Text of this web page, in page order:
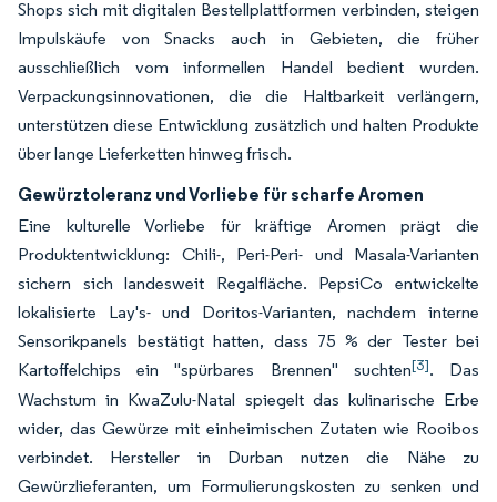
Shops sich mit digitalen Bestellplattformen verbinden, steigen
Impulskäufe von Snacks auch in Gebieten, die früher
ausschließlich vom informellen Handel bedient wurden.
Verpackungsinnovationen, die die Haltbarkeit verlängern,
unterstützen diese Entwicklung zusätzlich und halten Produkte
über lange Lieferketten hinweg frisch.
Gewürztoleranz und Vorliebe für scharfe Aromen
Eine kulturelle Vorliebe für kräftige Aromen prägt die
Produktentwicklung: Chili-, Peri-Peri- und Masala-Varianten
sichern sich landesweit Regalfläche. PepsiCo entwickelte
lokalisierte Lay's- und Doritos-Varianten, nachdem interne
Sensorikpanels bestätigt hatten, dass 75 % der Tester bei
Kartoffelchips ein "spürbares Brennen" suchten[3]. Das
Wachstum in KwaZulu-Natal spiegelt das kulinarische Erbe
wider, das Gewürze mit einheimischen Zutaten wie Rooibos
verbindet. Hersteller in Durban nutzen die Nähe zu
Gewürzlieferanten, um Formulierungskosten zu senken und